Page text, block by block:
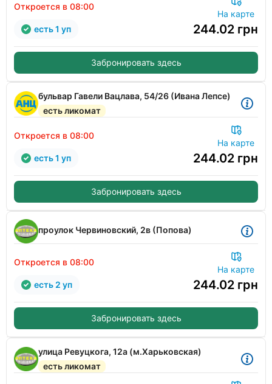
Откроется в 08:00
На карте
244.02 грн
есть 1 уп
Забронировать здесь
бульвар Гавели Вацлава, 54/26 (Ивана Лепсе)
есть ликомат
Откроется в 08:00
На карте
244.02 грн
есть 1 уп
Забронировать здесь
проулок Червиновский, 2в (Попова)
Откроется в 08:00
На карте
244.02 грн
есть 2 уп
Забронировать здесь
улица Ревуцкога, 12а (м.Харьковская)
есть ликомат